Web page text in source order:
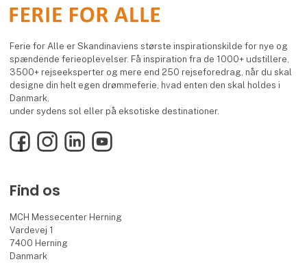
Ferie for Alle er Skandinaviens største inspirationskilde for nye og
spændende ferieoplevelser. Få inspiration fra de 1000+ udstillere,
3500+ rejseeksperter og mere end 250 rejseforedrag, når du skal
designe din helt egen drømmeferie, hvad enten den skal holdes i
Danmark,
under sydens sol eller på eksotiske destinationer.
FacebookInstagramLinkedInYouTube
Find os
MCH Messecenter Herning
Vardevej 1
7400 Herning
Danmark